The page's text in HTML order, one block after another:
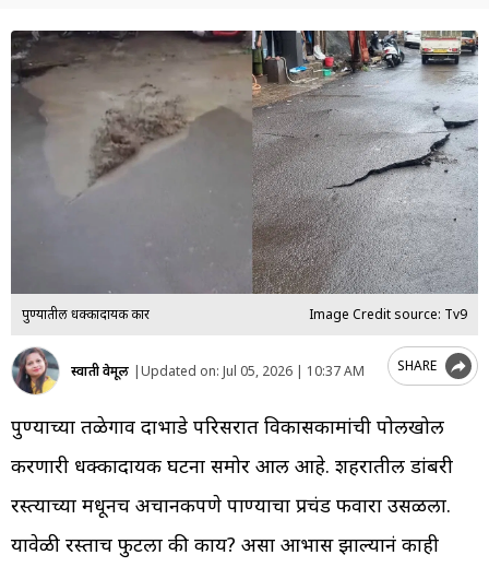
पुण्यातील धक्कादायक प्रकार Image Credit source: Tv9
स्वाती वेमूल |Updated on: Jul 05, 2026 | 10:37 AM SHARE
पुण्याच्या तळेगाव दाभाडे परिसरात विकासकामांची पोलखोल
करणारी धक्कादायक घटना समोर आली आहे. शहरातील डांबरी
रस्त्याच्या मधूनच अचानकपणे पाण्याचा प्रचंड फवारा उसळला.
यावेळी रस्ताच फुटला की काय? असा आभास झाल्यानं काही